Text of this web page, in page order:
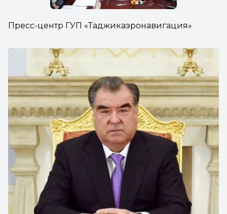
Пресс-центр ГУП «Таджикаэронавигация»